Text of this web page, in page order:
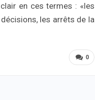
en ces termes : «les
les arrêts de la
0